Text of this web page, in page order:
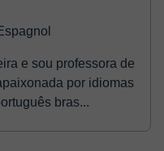
e sou professora de
por idiomas
bras...